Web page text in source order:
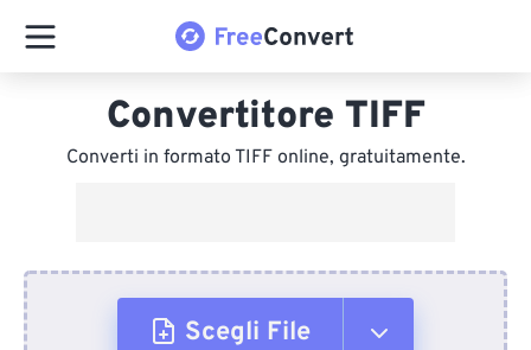
Convertitore TIFF
Converti in formato TIFF online, gratuitamente.
Scegli File